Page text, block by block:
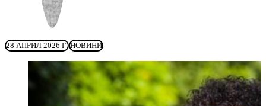
28 АПРИЛ 2026 Г. НОВИНИ